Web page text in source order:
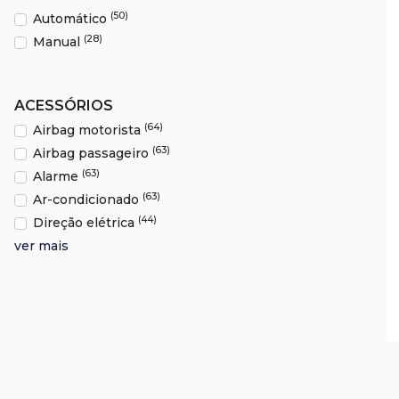
Automático (50)
Manual (28)
ACESSÓRIOS
Airbag motorista (64)
Airbag passageiro (63)
Alarme (63)
Ar-condicionado (63)
Direção elétrica (44)
ver mais